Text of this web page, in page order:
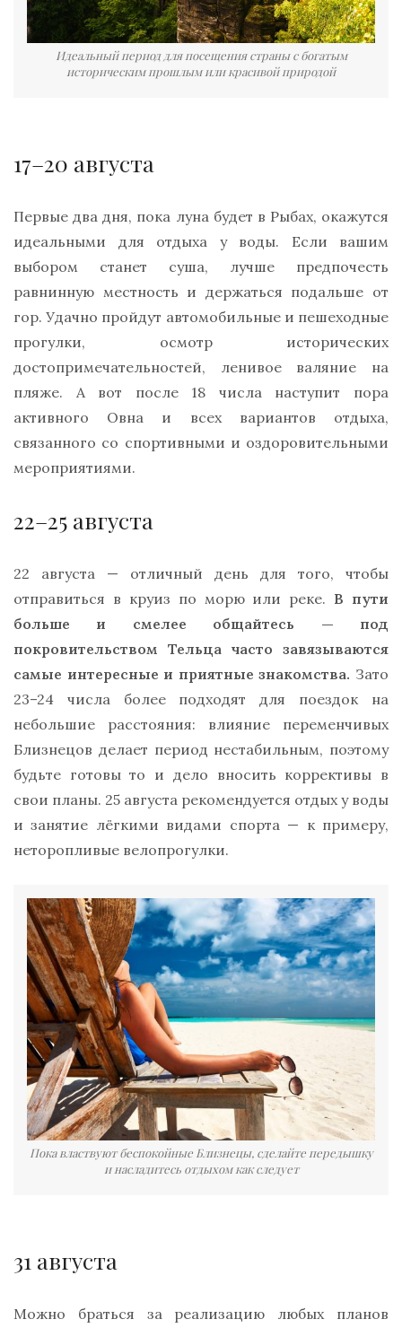
Идеальный период для посещения страны с богатым
историческим прошлым или красивой природой
17–20 августа
Первые два дня, пока луна будет в Рыбах, окажутся
идеальными для отдыха у воды. Если вашим
выбором станет суша, лучше предпочесть
равнинную местность и держаться подальше от
гор. Удачно пройдут автомобильные и пешеходные
прогулки, осмотр исторических
достопримечательностей, ленивое валяние на
пляже. А вот после 18 числа наступит пора
активного Овна и всех вариантов отдыха,
связанного со спортивными и оздоровительными
мероприятиями.
22–25 августа
22 августа — отличный день для того, чтобы
отправиться в круиз по морю или реке. В пути
больше и смелее общайтесь — под
покровительством Тельца часто завязываются
самые интересные и приятные знакомства. Зато
23–24 числа более подходят для поездок на
небольшие расстояния: влияние переменчивых
Близнецов делает период нестабильным, поэтому
будьте готовы то и дело вносить коррективы в
свои планы. 25 августа рекомендуется отдых у воды
и занятие лёгкими видами спорта — к примеру,
неторопливые велопрогулки.
Пока властвуют беспокойные Близнецы, сделайте передышку
и насладитесь отдыхом как следует
31 августа
Можно браться за реализацию любых планов